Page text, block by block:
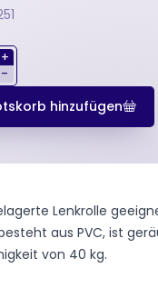
+
-
hinzufügen
Lenkrolle
aus PVC, ist
von 40 kg.